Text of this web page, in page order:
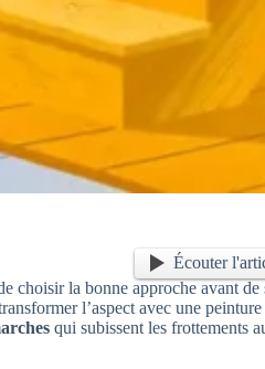
Écouter
choisir la bonne approche avant
l’aspect avec une
qui subissent les frottements